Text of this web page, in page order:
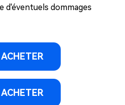
d'éventuels dommages
ACHETER
ACHETER